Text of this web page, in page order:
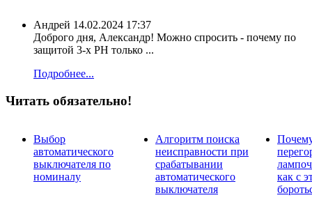
Андрей 14.02.2024 17:37
Доброго дня, Александр! Можно спросить - почему по
защитой 3-х РН только ...
Подробнее...
Читать обязательно!
Выбор
автоматического
выключателя по
номиналу
Алгоритм поиска
неисправности при
срабатывании
автоматического
выключателя
как с